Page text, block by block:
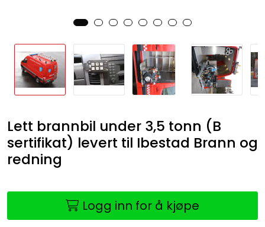
Lett brannbil under 3,5 tonn (B
sertifikat) levert til Ibestad Brann og
redning
Logg inn for å kjøpe